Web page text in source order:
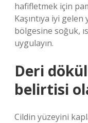
hafifletmek için
Kaşıntıya iyi gelen
bölgesine soğuk,
uygulayın.
Deri
belirtisi
Cildin yüzeyini